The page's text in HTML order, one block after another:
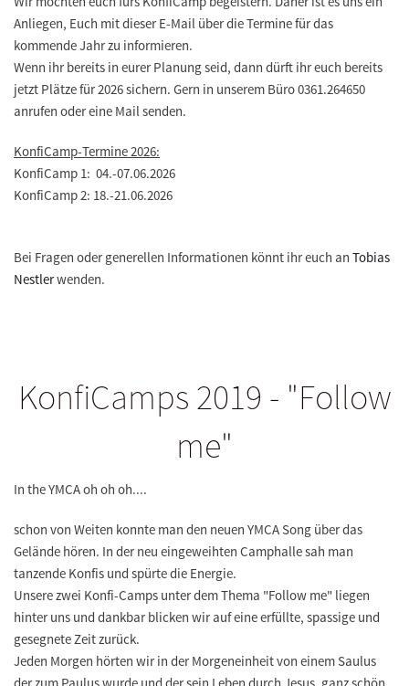
Anliegen, Euch mit dieser E-Mail über die Termine für das
kommende Jahr zu informieren.
Wenn ihr bereits in eurer Planung seid, dann dürft ihr euch bereits
jetzt Plätze für 2026 sichern. Gern in unserem Büro 0361.264650
anrufen oder eine Mail senden.
KonfiCamp-Termine 2026:
KonfiCamp 1: 04.-07.06.2026
KonfiCamp 2: 18.-21.06.2026
Bei Fragen oder generellen Informationen könnt ihr euch an Tobias
Nestlerwenden.
KonfiCamps 2019 - "Follow
me"
In the YMCA oh oh oh....
schon von Weiten konnte man den neuen YMCA Song über das
Gelände hören. In der neu eingeweihten Camphalle sah man
tanzende Konfis und spürte die Energie.
Unsere zwei Konfi-Camps unter dem Thema "Follow me" liegen
hinter uns und dankbar blicken wir auf eine erfüllte, spassige und
gesegnete Zeit zurück.
Jeden Morgen hörten wir in der Morgeneinheit von einem Saulus